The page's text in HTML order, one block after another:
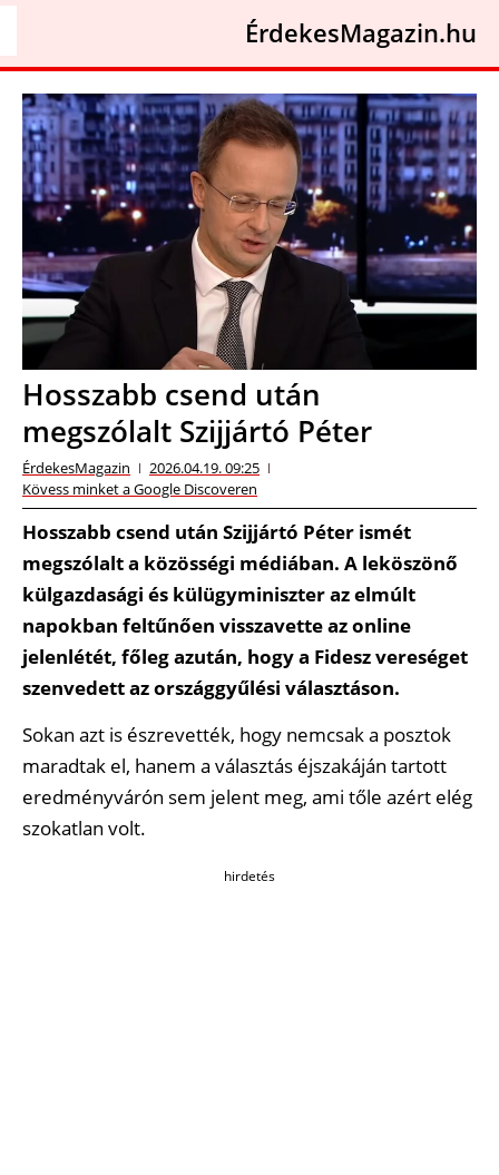
ÉrdekesMagazin.hu
Hosszabb csend után
megszólalt Szijjártó Péter
ÉrdekesMagazin
2026.04.19. 09:25
Kövess minket a Google Discoveren
Hosszabb csend után Szijjártó Péter ismét
megszólalt a közösségi médiában. A leköszönő
külgazdasági és külügyminiszter az elmúlt
napokban feltűnően visszavette az online
jelenlétét, főleg azután, hogy a Fidesz vereséget
szenvedett az országgyűlési választáson.
Sokan azt is észrevették, hogy nemcsak a posztok
maradtak el, hanem a választás éjszakáján tartott
eredményvárón sem jelent meg, ami tőle azért elég
szokatlan volt.
hirdetés